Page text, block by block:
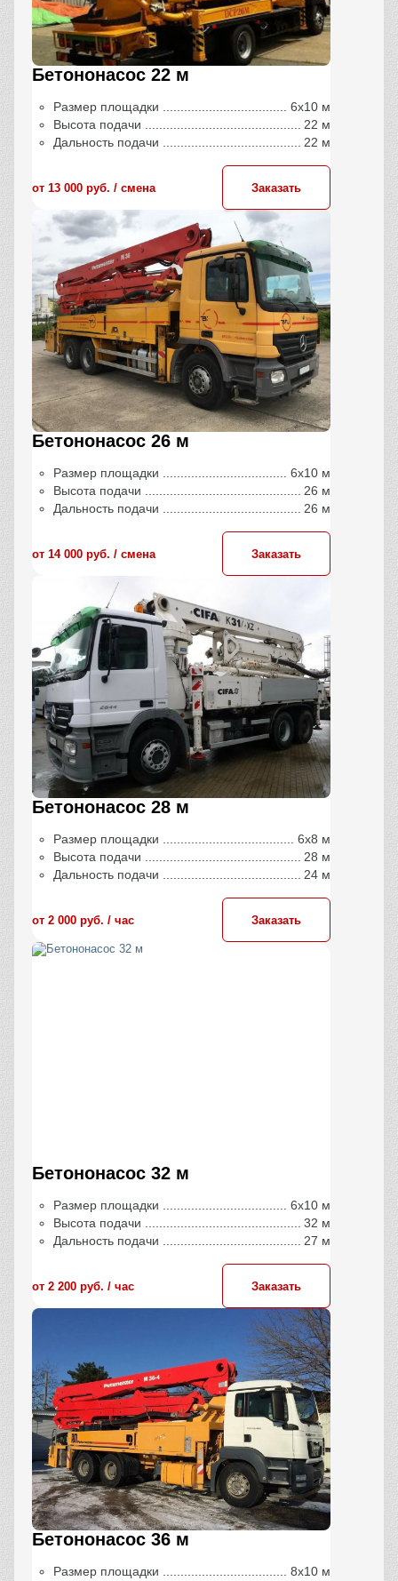
Бетононасос 22 м
Размер площадки
6х10 м
Высота подачи
22 м
Дальность подачи
22 м
от 13 000 руб. / сменa Заказать
Бетононасос 26 м
Размер площадки
6х10 м
Высота подачи
26 м
Дальность подачи
26 м
от 14 000 руб. / сменa Заказать
Бетононасос 28 м
Размер площадки
6х8 м
Высота подачи
28 м
Дальность подачи
24 м
от 2 000 руб. / час Заказать
Бетононасос 32 м
Размер площадки
6х10 м
Высота подачи
32 м
Дальность подачи
27 м
от 2 200 руб. / час Заказать
Бетононасос 36 м
Размер площадки 8х10 м